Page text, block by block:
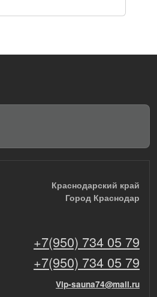
Краснодарский край
Город Краснодар
+7(950) 734 05 79
+7(950) 734 05 79
Vip-sauna74@mail.ru